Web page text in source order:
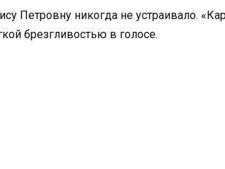
Петровну никогда не устраивало.
брезгливостью в голосе.